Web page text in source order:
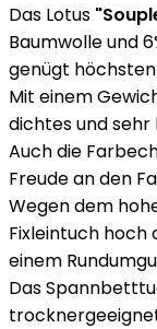
Das Lotus
Baumwolle und
genügt
Mit einem
dichtes und
Auch die
Freude an den
Wegen dem
Fixleintuch
einem
Das